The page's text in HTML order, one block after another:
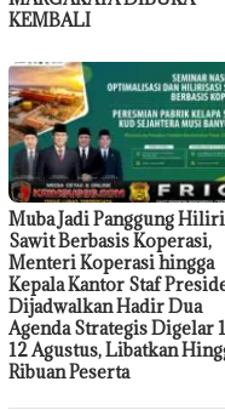
KEMBALI
Muba Jadi Panggung
Sawit Berbasis Koperasi,
Menteri Koperasi hingga
Kepala Kantor Staf
Dijadwalkan Hadir Dua
Agenda Strategis Digelar
12 Agustus, Libatkan
Ribuan Peserta